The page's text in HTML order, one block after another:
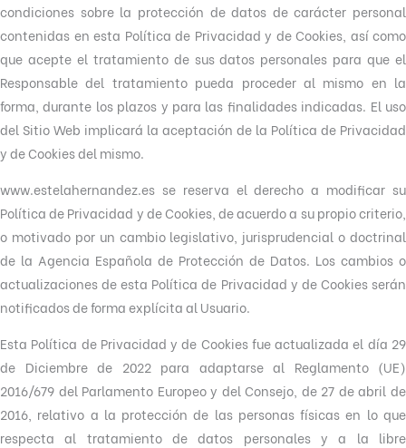
condiciones sobre la protección de datos de carácter personal
contenidas en esta Política de Privacidad y de Cookies, así como
que acepte el tratamiento de sus datos personales para que el
Responsable del tratamiento pueda proceder al mismo en la
forma, durante los plazos y para las finalidades indicadas. El uso
del Sitio Web implicará la aceptación de la Política de Privacidad
y de Cookies del mismo.
www.estelahernandez.es se reserva el derecho a modificar su
Política de Privacidad y de Cookies, de acuerdo a su propio criterio,
o motivado por un cambio legislativo, jurisprudencial o doctrinal
de la Agencia Española de Protección de Datos. Los cambios o
actualizaciones de esta Política de Privacidad y de Cookies serán
notificados de forma explícita al Usuario.
Esta Política de Privacidad y de Cookies fue actualizada el día 29
de Diciembre de 2022 para adaptarse al Reglamento (UE)
2016/679 del Parlamento Europeo y del Consejo, de 27 de abril de
2016, relativo a la protección de las personas físicas en lo que
respecta al tratamiento de datos personales y a la libre